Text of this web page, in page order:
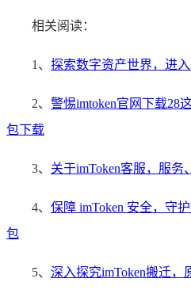
相关阅读：
1、 探索数字资产世界，进入
2、 警惕imtoken官网下载28
包下载
3、 关于imToken客服，服务
4、 保障 imToken 安全，守
包
5、 深入探究imToken搬迁，